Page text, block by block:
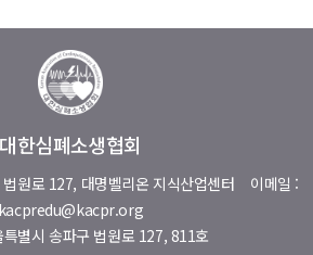
대한심폐소생협회
원로 127, 대명벨리온 지식산업센터 이메일 :
kacpredu@kacpr.org
특별시 송파구 법원로 127, 811호